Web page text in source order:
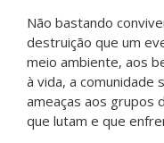
Não bastando
destruição que um
meio ambiente, aos
à vida, a comunidade
ameaças aos grupos
que lutam e que